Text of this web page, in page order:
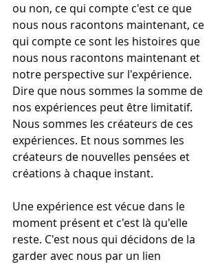
ou non, ce qui compte c'est ce que
nous nous racontons maintenant, ce
qui compte ce sont les histoires que
nous nous racontons maintenant et
notre perspective sur l'expérience.
Dire que nous sommes la somme de
nos expériences peut être limitatif.
Nous sommes les créateurs de ces
expériences. Et nous sommes les
créateurs de nouvelles pensées et
créations à chaque instant.
Une expérience est vécue dans le
moment présent et c'est là qu'elle
reste. C'est nous qui décidons de la
garder avec nous par un lien